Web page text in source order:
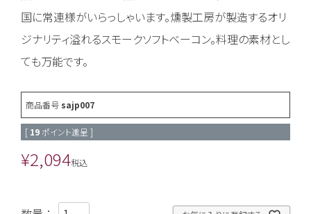
国に常連様がいらっしゃいます。燻製工房が製造するオリ
ジナリティ溢れるスモークソフトベーコン。料理の素材とし
ても万能です。
商品番号 sajp007
[ 19 ポイント進呈 ]
¥2,094税込